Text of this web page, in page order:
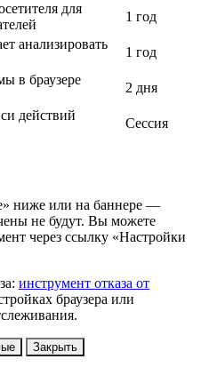
для
1 год
анализировать
1 год
в браузере
2 дня
действий
Сессия
ниже или на баннере —
не будут. Вы можете
через ссылку «Настройки
инструмент отказа от
браузера или
Закрыть